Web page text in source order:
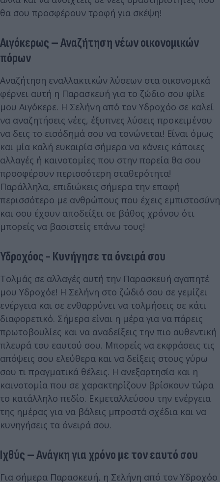
θα σου προσφέρουν τροφή για σκέψη!
Αιγόκερως – Αναζήτηση νέων οικονομικών
πόρων
Αναζήτηση εναλλακτικών λύσεων στα οικονομικά
φέρνει αυτή η Παρασκευή για το ζώδιο σου φίλε
μου Αιγόκερε. Η Σελήνη από τον Υδροχόο σε καλεί
να αναζητήσεις νέες, έξυπνες λύσεις προκειμένου
να δεις το εισόδημά σου να τονώνεται! Είναι όμως
και μία καλή ευκαιρία σήμερα να κάνεις κάποιες
αλλαγές ή καινοτομίες που στην πορεία θα σου
προσφέρουν περισσότερη σταθερότητα!
Παράλληλα, επιδιώκεις σήμερα την επαφή
περισσότερο με ανθρώπους που έχεις εμπιστοσύνη
και σου έχουν αποδείξει σε βάθος χρόνου ότι
μπορείς να βασιστείς επάνω τους!
Υδροχόος - Κυνήγησε τα όνειρά σου
Τολμάς σε αλλαγές αυτή την Παρασκευή αγαπητέ
μου Υδροχόε! Η Σελήνη στο ζώδιό σου σε γεμίζει
ενέργεια και σε ενθαρρύνει να τολμήσεις σε κάτι
διαφορετικό. Σήμερα είναι η μέρα για να πάρεις
πρωτοβουλίες και να αναδείξεις την πιο αυθεντική
πλευρά του εαυτού σου. Μπορείς να εκφράσεις τις
απόψεις σου ελεύθερα και να δείξεις στους γύρω
σου τι πραγματικά θέλεις. Η ανεξαρτησία και η
καινοτομία που σε χαρακτηρίζουν βρίσκουν τώρα
το κατάλληλο πεδίο. Εκμεταλλεύσου την ενέργεια
της ημέρας για να βάλεις μπροστά σχέδια και να
κυνηγήσεις τα όνειρά σου.
Ιχθύς – Ανάγκη για χρόνο με τον εαυτό σου
Για σήμερα Παρασκευή, η Σελήνη από τον Υδροχόο